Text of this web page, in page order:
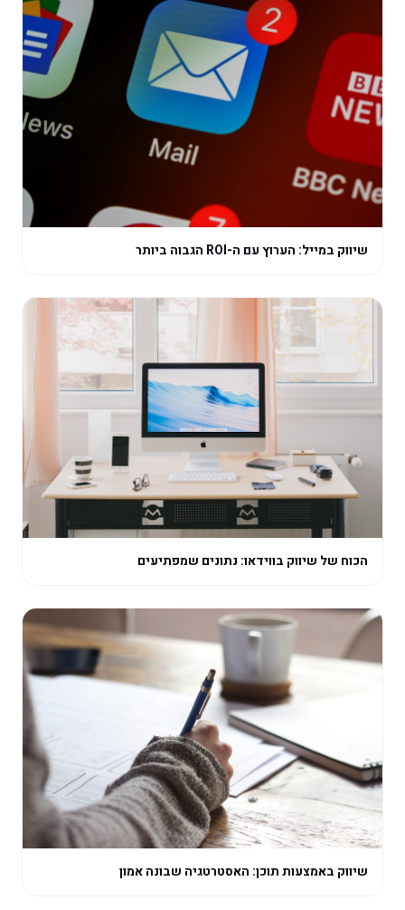
שיווק במייל: הערוץ עם ה-ROI הגבוה ביותר
הכוח של שיווק בווידאו: נתונים שמפתיעים
שיווק באמצעות תוכן: האסטרטגיה שבונה אמון